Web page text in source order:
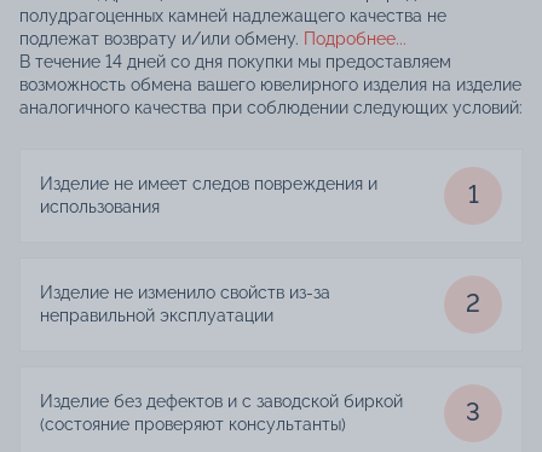
полудрагоценных камней надлежащего качества не
подлежат возврату и/или обмену. Подробнее...
В течение 14 дней со дня покупки мы предоставляем
возможность обмена вашего ювелирного изделия на изделие
аналогичного качества при соблюдении следующих условий:
Изделие не имеет следов повреждения и
использования
1
Изделие не изменило свойств из-за
неправильной эксплуатации
2
Изделие без дефектов и с заводской биркой
(состояние проверяют консультанты)
3